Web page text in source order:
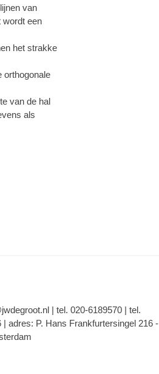
van
wordt een
het strakke
orthogonale
van de hal
als
| tel. 020-6189570 | tel.
| adres: P. Hans Frankfurtersingel 216 -